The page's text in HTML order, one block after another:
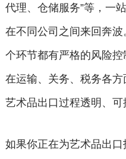
代理、仓储服务”等，一
在不同公司之间来回奔
个环节都有严格的风险
在运输、关务、税务各
艺术品出口过程透明、可
如果你正在为艺术品出